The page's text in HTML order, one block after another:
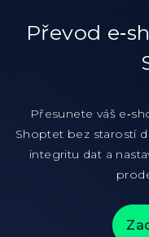
Přesunete váš
Shoptet bez starostí
integritu dat a
Převod